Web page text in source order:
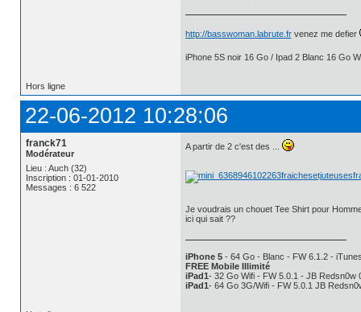
http://basswoman.labrute.frvenez me defier
iPhone 5S noir 16 Go / Ipad 2 Blanc 16 Go
Hors ligne
22-06-2012 10:28:06
franck71
Modérateur
Lieu : Auch (32)
Inscription : 01-01-2010
Messages : 6 522
A partir de 2 c'est des ...
Je voudrais un chouet Tee Shirt pour
ici qui sait ??
iPhone 5- 64 Go - Blanc - FW 6.1.2 -
FREE Mobile Illimité
iPad1- 32 Go Wifi - FW 5.0.1 - JB Redsn0w
iPad1- 64 Go 3G/Wifi - FW 5.0.1 JB